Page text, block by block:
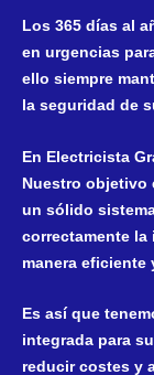
Los 365 días al
en urgencias
ello siempre
la seguridad de
En Electricista
Nuestro objetivo
un sólido
correctamente
manera eficiente
Es así que
integrada para
reducir costes y